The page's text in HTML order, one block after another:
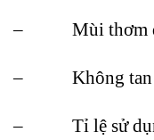
– Mùi thơm
– Không tan
– Tỉ lệ sử